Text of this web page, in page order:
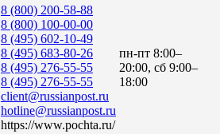
8 (800) 200-58-88
8 (800) 100-00-00
8 (495) 602-10-49
8 (495) 683-80-26
8 (495) 276-55-55
8 (495) 276-55-55
client@russianpost.ru
hotline@russianpost.ru
https://www.pochta.ru/
пн-пт 8:00–
20:00, сб 9:00–
18:00